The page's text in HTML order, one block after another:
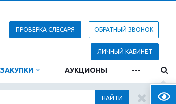
ПРОВЕРКА СЛЕСАРЯ ОБРАТНЫЙ ЗВОНОК
ЛИЧНЫЙ КАБИНЕТ
ЗАКУПКИ АУКЦИОНЫ ...
НАЙТИ